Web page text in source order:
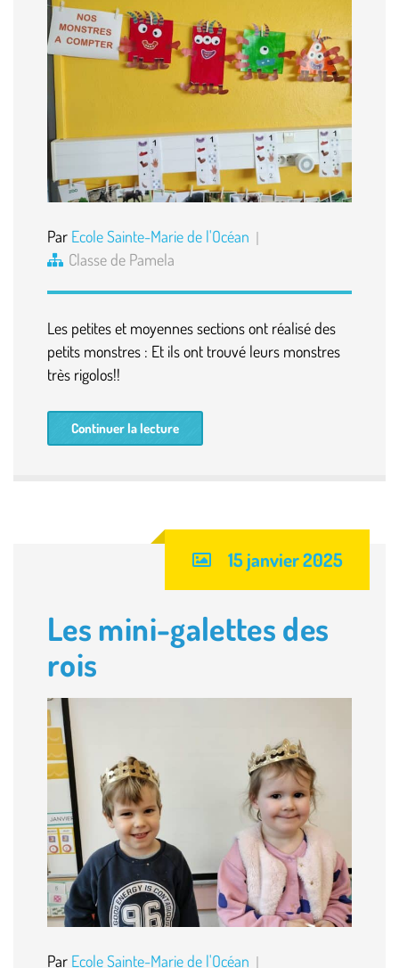
Par Ecole Sainte-Marie de l'Océan
Classe de Pamela
Les petites et moyennes sections ont réalisé des
petits monstres : Et ils ont trouvé leurs monstres
très rigolos!!
Continuer la lecture
15 janvier 2025
Les mini-galettes des
rois
Par Ecole Sainte-Marie de l'Océan